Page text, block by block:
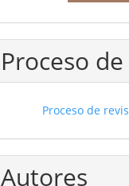
Proceso
Proceso de
Autores